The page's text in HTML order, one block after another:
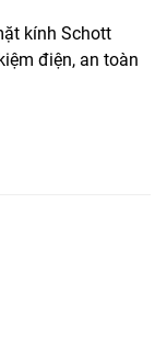
kính Schott
điện, an toàn